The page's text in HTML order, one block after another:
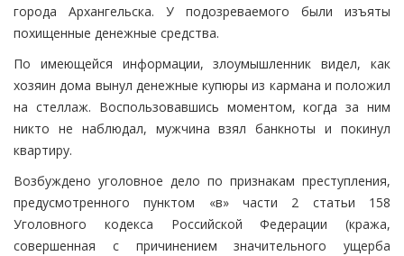
города Архангельска. У подозреваемого были изъяты
похищенные денежные средства.
По имеющейся информации, злоумышленник видел, как
хозяин дома вынул денежные купюры из кармана и положил
на стеллаж. Воспользовавшись моментом, когда за ним
никто не наблюдал, мужчина взял банкноты и покинул
квартиру.
Возбуждено уголовное дело по признакам преступления,
предусмотренного пунктом «в» части 2 статьи 158
Уголовного кодекса Российской Федерации (кража,
совершенная с причинением значительного ущерба